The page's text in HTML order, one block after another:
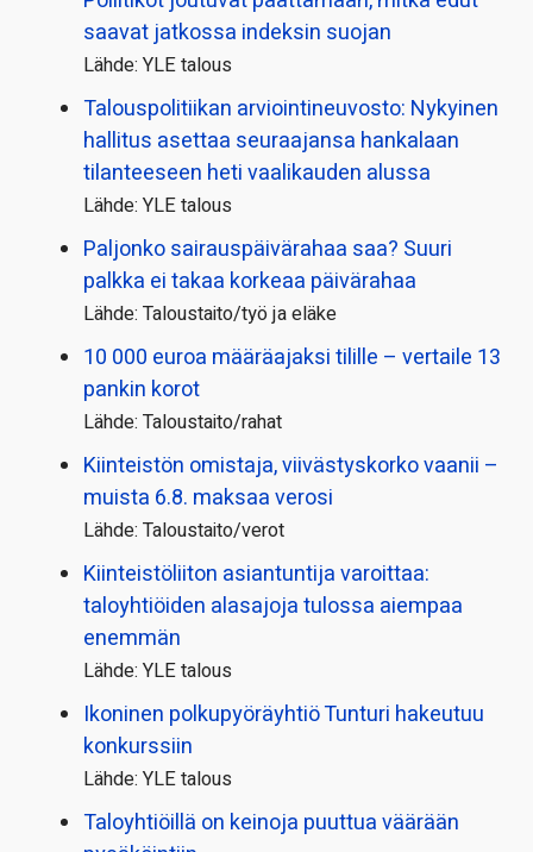
saavat jatkossa indeksin suojan
Lähde: YLE talous
Talous­politiikan arviointi­neuvosto: Nykyinen
hallitus asettaa seuraajansa hankalaan
tilanteeseen heti vaalikauden alussa
Lähde: YLE talous
Paljonko sairauspäivä­rahaa saa? Suuri
palkka ei takaa korkeaa päivärahaa
Lähde: Taloustaito/työ ja eläke
10 000 euroa määräajaksi tilille – vertaile 13
pankin korot
Lähde: Taloustaito/rahat
Kiinteistön omistaja, viivästyskorko vaanii –
muista 6.8. maksaa verosi
Lähde: Taloustaito/verot
Kiinteistö­liiton asiantuntija varoittaa:
taloyhtiöiden alasajoja tulossa aiempaa
enemmän
Lähde: YLE talous
Ikoninen polkupyörä­yhtiö Tunturi hakeutuu
konkurssiin
Lähde: YLE talous
Taloyhtiöillä on keinoja puuttua väärään